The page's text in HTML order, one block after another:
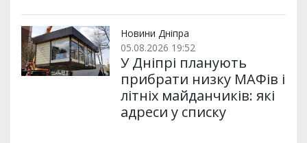
Новини Дніпра
05.08.2026 19:52
У Дніпрі планують
прибрати низку МАФів і
літніх майданчиків: які
адреси у списку